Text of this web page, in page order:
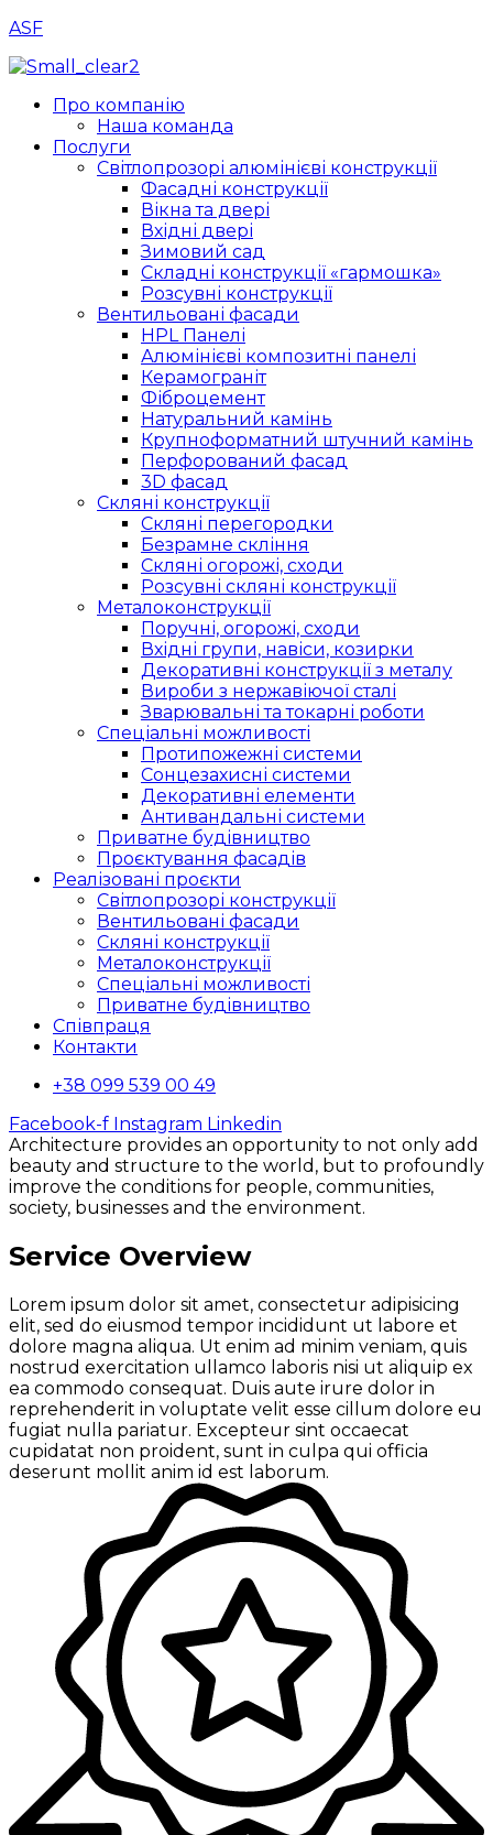
ASF
Menu
Про компанію
Наша команда
Послуги
Світлопрозорі алюмінієві конструкції
Фасадні конструкції
Вікна та двері
Вхідні двері
Зимовий сад
Складні конструкції «гармошка»
Розсувні конструкції
Вентильовані фасади
HPL Панелі
Алюмінієві композитні панелі
Керамограніт
Фіброцемент
Натуральний камінь
Крупноформатний штучний камінь
Перфорований фасад
3D фасад
Скляні конструкції
Скляні перегородки
Безрамне скління
Скляні огорожі, сходи
Розсувні скляні конструкції
Металоконструкції
Поручні, огорожі, сходи
Вхідні групи, навіси, козирки
Декоративні конструкції з металу
Вироби з нержавіючої сталі
Зварювальні та токарні роботи
Спеціальні можливості
Протипожежні системи
Сонцезахисні системи
Декоративні елементи
Антивандальні системи
Приватне будівництво
Проєктування фасадів
Реалізовані проєкти
Світлопрозорі конструкції
Вентильовані фасади
Скляні конструкції
Металоконструкції
Спеціальні можливості
Приватне будівництво
Співпраця
Контакти
+38 099 539 00 49
Facebook-f Instagram Linkedin
Architecture provides an opportunity to not only add
beauty and structure to the world, but to profoundly
improve the conditions for people, communities,
society, businesses and the environment.
Service Overview
Lorem ipsum dolor sit amet, consectetur adipisicing
elit, sed do eiusmod tempor incididunt ut labore et
dolore magna aliqua. Ut enim ad minim veniam, quis
nostrud exercitation ullamco laboris nisi ut aliquip ex
ea commodo consequat. Duis aute irure dolor in
reprehenderit in voluptate velit esse cillum dolore eu
fugiat nulla pariatur. Excepteur sint occaecat
cupidatat non proident, sunt in culpa qui officia
deserunt mollit anim id est laborum.